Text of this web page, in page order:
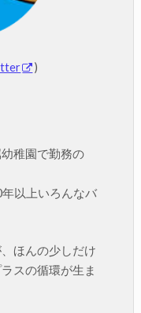
)
稚園で勤務の
以上いろんなバ
ほんの少しだけ
スの循環が生ま